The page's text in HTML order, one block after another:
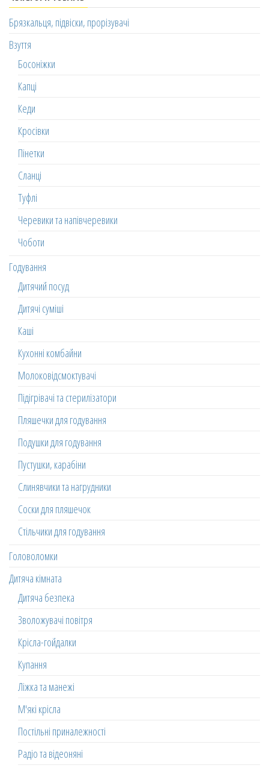
Брязкальця, підвіски, прорізувачі
Взуття
Босоніжки
Капці
Кеди
Кросівки
Пінетки
Сланці
Туфлі
Черевики та напівчеревики
Чоботи
Годування
Дитячий посуд
Дитячі суміші
Каші
Кухонні комбайни
Молоковідсмоктувачі
Підігрівачі та стерилізатори
Пляшечки для годування
Подушки для годування
Пустушки, карабіни
Слинявчики та нагрудники
Соски для пляшечок
Стільчики для годування
Головоломки
Дитяча кімната
Дитяча безпека
Зволожувачі повітря
Крісла-гойдалки
Купання
Ліжка та манежі
М'які крісла
Постільні приналежності
Радіо та відеоняні